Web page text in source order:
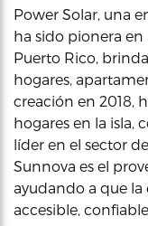
Power Solar, una
ha sido pionera
Puerto Rico,
hogares,
creación en 2018,
hogares en la isla,
líder en el sector
Sunnova es el
ayudando a que la
accesible,